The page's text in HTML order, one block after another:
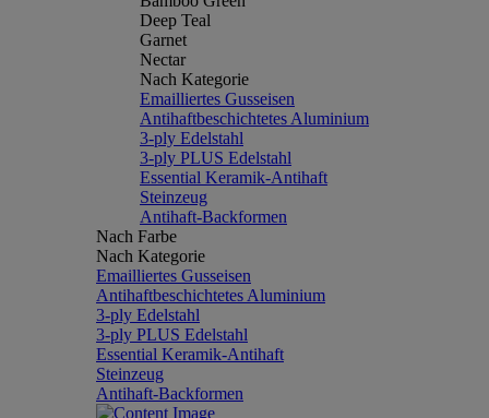
Deep Teal
Garnet
Nectar
Nach Kategorie
Emailliertes Gusseisen
Antihaftbeschichtetes Aluminium
3-ply Edelstahl
3-ply PLUS Edelstahl
Essential Keramik-Antihaft
Steinzeug
Antihaft-Backformen
Nach Farbe
Nach Kategorie
Emailliertes Gusseisen
Antihaftbeschichtetes Aluminium
3-ply Edelstahl
3-ply PLUS Edelstahl
Essential Keramik-Antihaft
Steinzeug
Antihaft-Backformen